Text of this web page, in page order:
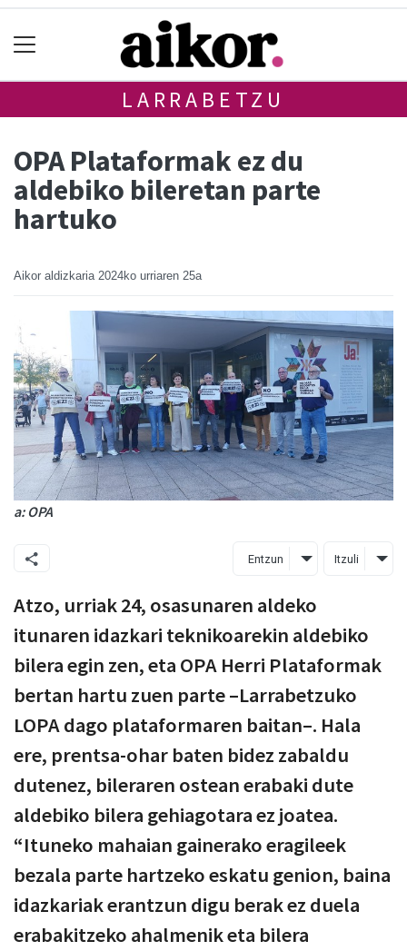
LARRABETZU
OPA Plataformak ez du
aldebiko bileretan parte
hartuko
Aikor aldizkaria 2024ko urriaren 25a
a: OPA
Entzun Itzuli
Atzo, urriak 24, osasunaren aldeko
itunaren idazkari teknikoarekin aldebiko
bilera egin zen, eta OPA Herri Plataformak
bertan hartu zuen parte –Larrabetzuko
LOPA dago plataformaren baitan–. Hala
ere, prentsa-ohar baten bidez zabaldu
dutenez, bileraren ostean erabaki dute
aldebiko bilera gehiagotara ez joatea.
“Ituneko mahaian gainerako eragileek
bezala parte hartzeko eskatu genion, baina
idazkariak erantzun digu berak ez duela
erabakitzeko ahalmenik eta bilera